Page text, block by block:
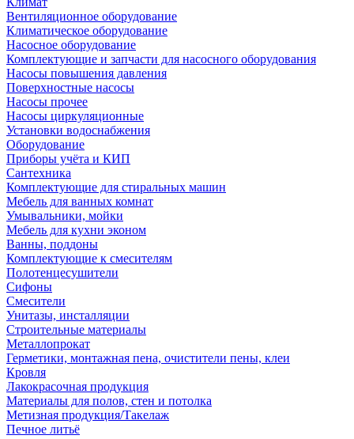
Вентиляционное оборудование
Климатическое оборудование
Насосное оборудование
Комплектующие и запчасти для насосного оборудования
Насосы повышения давления
Поверхностные насосы
Насосы прочее
Насосы циркуляционные
Установки водоснабжения
Оборудование
Приборы учёта и КИП
Сантехника
Комплектующие для стиральных машин
Мебель для ванных комнат
Умывальники, мойки
Мебель для кухни эконом
Ванны, поддоны
Комплектующие к смесителям
Полотенцесушители
Сифоны
Смесители
Унитазы, инсталляции
Строительные материалы
Металлопрокат
Герметики, монтажная пена, очистители пены, клеи
Кровля
Лакокрасочная продукция
Материалы для полов, стен и потолка
Метизная продукция/Такелаж
Печное литьё